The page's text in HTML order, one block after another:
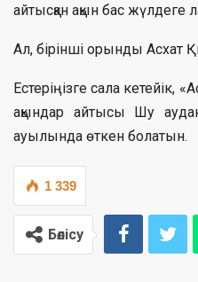
айтысқан ақын бас жүлдеге
Ал, бірінші орынды Асхат
Естеріңізге сала кетейік,
ақындар айтысы Шу
ауылында өткен болатын.
1 339
Бөлісу